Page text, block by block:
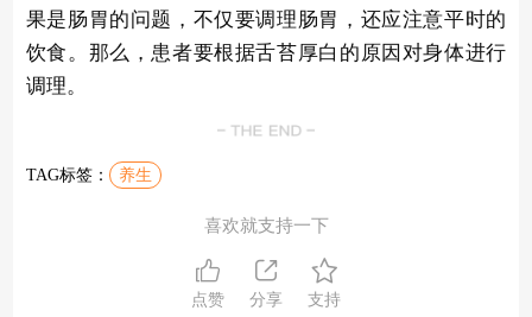
果是肠胃的问题，不仅要调理肠胃，还应注意平时的
饮食。那么，患者要根据舌苔厚白的原因对身体进行
调理。
TAG标签： 养生
喜欢就支持一下
点赞 分享 支持